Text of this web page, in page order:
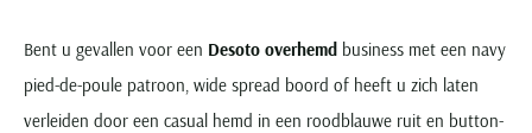
Bent u gevallen voor een Desoto overhemd business met een navy
pied-de-poule patroon, wide spread boord of heeft u zich laten
verleiden door een casual hemd in een roodblauwe ruit en button-